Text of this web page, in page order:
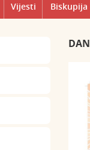
Vijesti Biskupija